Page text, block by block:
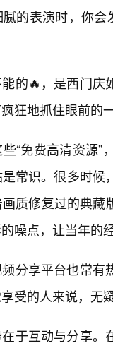
的表演时，你
的🔥，是西门
狂地抓住眼前的
“免费高清资源
常识。很多时
质修复过的典
噪点，让当年的
分享平台也常有
受的人来说，无
于互动与分享。